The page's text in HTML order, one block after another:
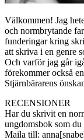
Välkommen! Jag
och normbrytande
funderingar kring
att skriva i en genre
Och varför jag går
förekommer också
Stjärnbärarens
RECENSIONER
Har du skrivit en
ungdomsbok som
Maila till: